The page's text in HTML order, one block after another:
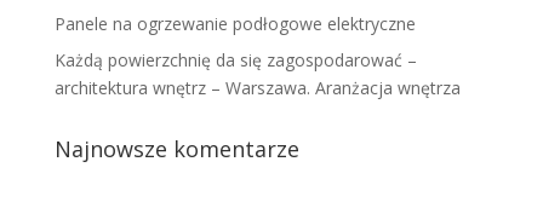
Panele na ogrzewanie podłogowe elektryczne
Każdą powierzchnię da się zagospodarować –
architektura wnętrz – Warszawa. Aranżacja wnętrza
Najnowsze komentarze